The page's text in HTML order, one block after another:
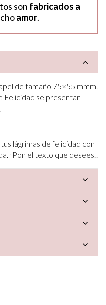
son fabricados a
amor.
de tamaño 75×55 mmm.
Felicidad se presentan
lágrimas de felicidad con
¡Pon el texto que desees.!